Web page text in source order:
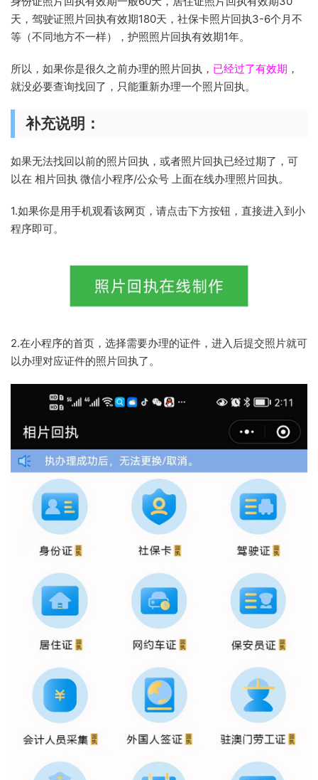
天，驾驶证照片回执有效期180天，社保卡照片回执3-6个月不
等（不同地方不一样），护照照片回执有效期1年。
所以，如果你是很久之前办理的照片回执， 已经过了有效期 ，
就没必要查询找回了，只能重新办理一个照片回执。
补充说明：
如果无法找回以前的照片回执，或者照片回执已经过期了，可
以在 相片回执 微信小程序/公众号 上面在线办理照片回执。
1.如果你是用手机观看该网页，请点击下方按钮，直接进入到小
程序即可。
2.在小程序的首页，选择需要办理的证件，进入后提交照片就可
以办理对应证件的照片回执了。